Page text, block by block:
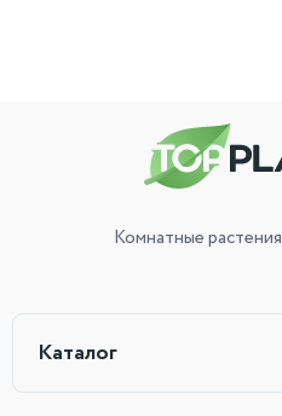
Комнатные растения
Каталог